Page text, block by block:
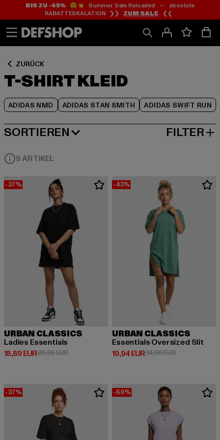
Zum
Inhalt
springen
Zum
Fußzeile
springen
BIS ZU -65%😲💥 Summer Sale Reloaded — absolute
RABATTESKALATION ❯❯ ZUM SALE ❮❮
ZURÜCK
T-SHIRT KLEID
ADIDAS NMD ADIDAS STAN SMITH ADIDAS SWIFT RUN
Zum
Produktraster
springen
SORTIEREN
BELIEBTESTE FILTER
9 ARTIKEL
-37%
URBAN CLASSICS
Ladies Essentials
18,89 EUR
Derzeitiger Preis: 18,89 EUR
29,99 EURAktionspreis: 29,99 EUR
-43%
URBAN CLASSICS
Essentials Oversized Slit
19,94 EUR
Derzeitiger Preis: 19,94 EUR
34,99 EURAktionspreis:
-37% -60%